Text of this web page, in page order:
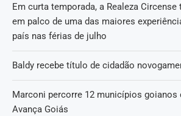
Em curta temporada, a Realeza
em palco de uma das maiores
país nas férias de julho
Baldy recebe título de cidadão
Marconi percorre 12 municípios goianos
Avança Goiás